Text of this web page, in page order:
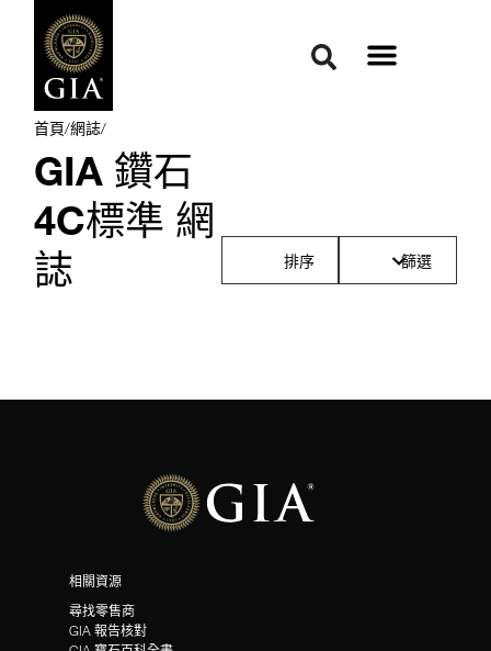
首頁/網誌/
GIA 鑽石
4C標準 網
誌
排序 篩選
相關資源
尋找零售商
GIA 報告核對